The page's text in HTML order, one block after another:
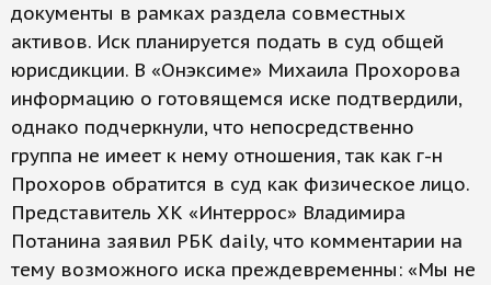
документы в рамках раздела совместных
активов. Иск планируется подать в суд общей
юрисдикции. В «Онэксиме» Михаила Прохорова
информацию о готовящемся иске подтвердили,
однако подчеркнули, что непосредственно
группа не имеет к нему отношения, так как г-н
Прохоров обратится в суд как физическое лицо.
Представитель ХК «Интеррос» Владимира
Потанина заявил РБК daily, что комментарии на
тему возможного иска преждевременны: «Мы не